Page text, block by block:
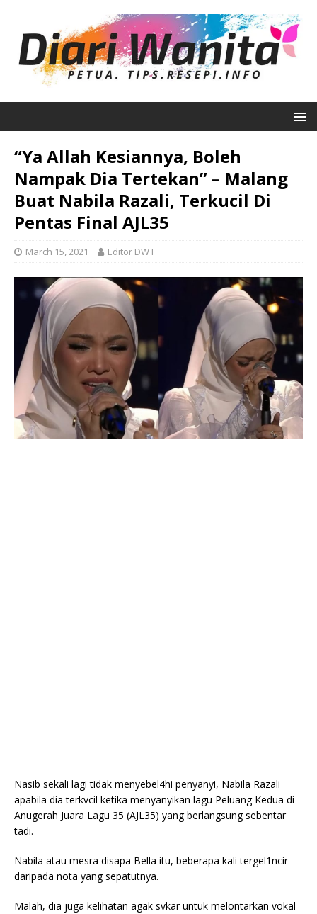
“Ya Allah Kesiannya, Boleh
Nampak Dia Tertekan” – Malang
Buat Nabila Razali, Terkucil Di
Pentas Final AJL35
March 15, 2021 Editor DW I
Nasib sekali lagi tidak menyebel4hi penyanyi, Nabila Razali
apabila dia terkvcil ketika menyanyikan lagu Peluang Kedua di
Anugerah Juara Lagu 35 (AJL35) yang berlangsung sebentar
tadi.
Nabila atau mesra disapa Bella itu, beberapa kali tergel1ncir
daripada nota yang sepatutnya.
Malah, dia juga kelihatan agak svkar untuk melontarkan vokal